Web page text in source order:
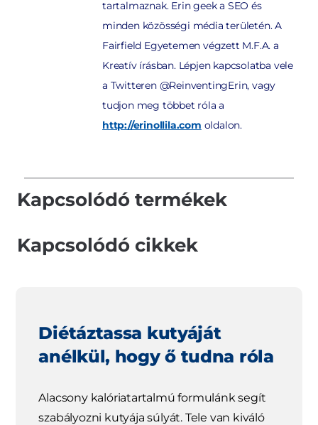
tartalmaznak. Erin geek a SEO és
minden közösségi média területén. A
Fairfield Egyetemen végzett M.F.A. a
Kreatív írásban. Lépjen kapcsolatba vele
a Twitteren @ReinventingErin, vagy
tudjon meg többet róla a
http://erinollila.com oldalon.
Kapcsolódó termékek
Kapcsolódó cikkek
Diétáztassa kutyáját
anélkül, hogy ő tudna róla
Alacsony kalóriatartalmú formulánk segít
szabályozni kutyája súlyát. Tele van kiváló